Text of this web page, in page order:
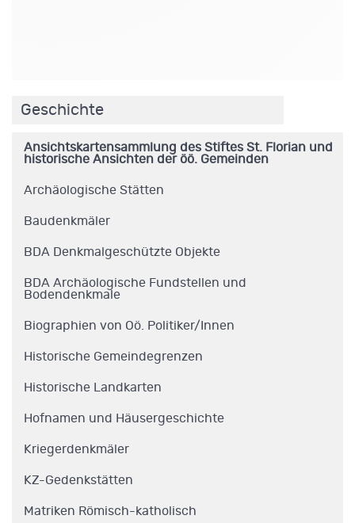
Geschichte
Ansichtskartensammlung des Stiftes St. Florian und
historische Ansichten der öö. Gemeinden
Archäologische Stätten
Baudenkmäler
BDA Denkmalgeschützte Objekte
BDA Archäologische Fundstellen und
Bodendenkmale
Biographien von Oö. Politiker/Innen
Historische Gemeindegrenzen
Historische Landkarten
Hofnamen und Häusergeschichte
Kriegerdenkmäler
KZ-Gedenkstätten
Matriken Römisch-katholisch